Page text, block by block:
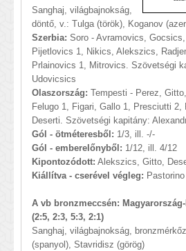
Sanghaj, világbajnokság,
döntő, v.: Tulga (török), Koganov
Szerbia: Soro - Avramovics,
Pijetlovics 1, Nikics, Alekszics,
Prlainovics 1, Mitrovics. Szövetségi
Udovicsics
Olaszország: Tempesti - Perez,
Felugo 1, Figari, Gallo 1, Presciutti 2,
Deserti. Szövetségi kapitány:
Gól - ötméteresből: 1/3, ill. -/-
Gól - emberelőnyből: 1/12, ill. 4/12
Kipontozódott: Alekszics, Gitto,
Kiállítva - cserével végleg: Pastorino
A vb bronzmeccsén:
(2:5, 2:3, 5:3, 2:1)
Sanghaj, világbajnokság,
(spanyol), Stavridisz (görög)